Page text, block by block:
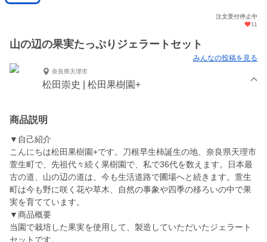
注文受付停止中
11
山の辺の果実たっぷりジェラートセット
みんなの投稿を見る
奈良県天理市
松田崇史 | 松田果樹園+
商品説明
▼自己紹介
こんにちは松田果樹園+です。刀根早生柿誕生の地、奈良県天理市
萱生町で、先祖代々続く果樹園で、私で36代を数えます。日本最
古の道、山の辺の道は、今も生活道路で圃場へと続きます。萱生
町は今も野に咲く花や草木、自然の事象や四季の移ろいの中で果
実を育てています。
▼商品概要
当園で栽培した果実を使用して、製造していただいたジェラート
セットです。